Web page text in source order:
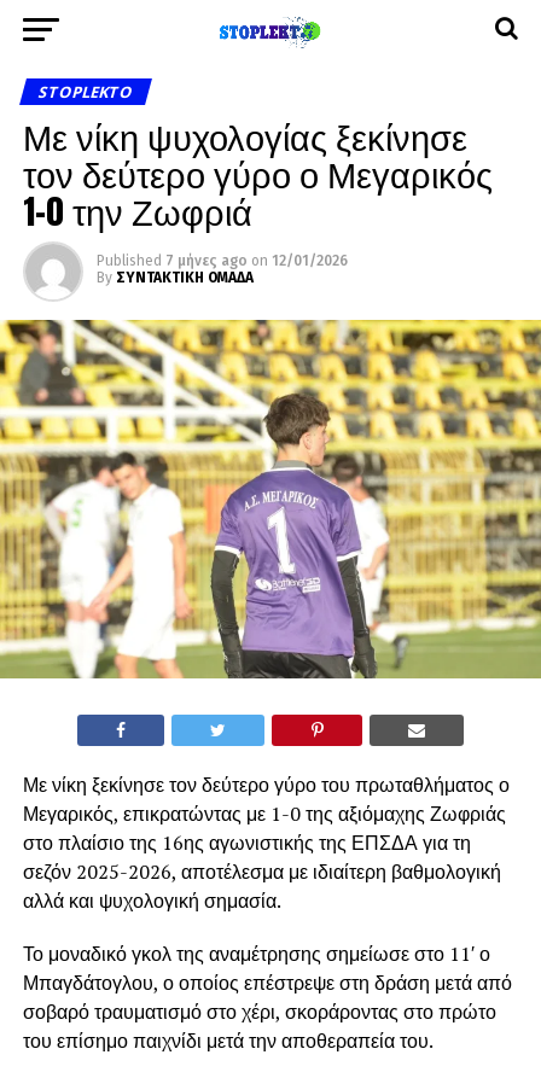
STOPLEKTO
Με νίκη ψυχολογίας ξεκίνησε
τον δεύτερο γύρο ο Μεγαρικός
1-0 την Ζωφριά
Published 7 μήνες ago on 12/01/2026
By ΣΥΝΤΑΚΤΙΚΗ ΟΜΑΔΑ
Με νίκη ξεκίνησε τον δεύτερο γύρο του πρωταθλήματος ο
Μεγαρικός, επικρατώντας με 1-0 της αξιόμαχης Ζωφριάς
στο πλαίσιο της 16ης αγωνιστικής της ΕΠΣΔΑ για τη
σεζόν 2025-2026, αποτέλεσμα με ιδιαίτερη βαθμολογική
αλλά και ψυχολογική σημασία.
Το μοναδικό γκολ της αναμέτρησης σημείωσε στο 11′ ο
Μπαγδάτογλου, ο οποίος επέστρεψε στη δράση μετά από
σοβαρό τραυματισμό στο χέρι, σκοράροντας στο πρώτο
του επίσημο παιχνίδι μετά την αποθεραπεία του.